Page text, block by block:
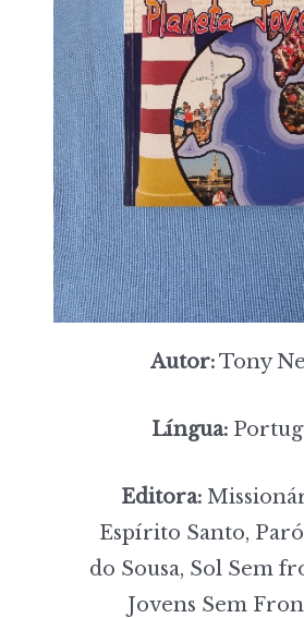
Autor:Tony
Língua:
Editora:
Espírito Santo,
do Sousa, Sol Sem
Jovens Sem